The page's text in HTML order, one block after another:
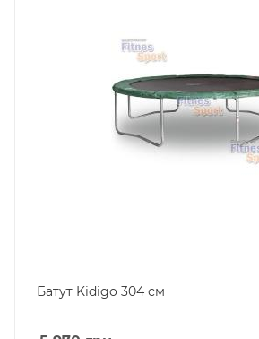
Батут Kidigo 304 см